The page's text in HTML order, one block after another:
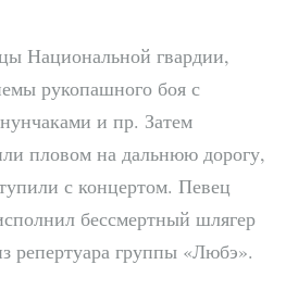
Национальной гвардии,
рукопашного боя с
и пр. Затем
пловом на дальнюю дорогу,
с концертом. Певец
бессмертный шлягер
репертуара группы «Любэ».